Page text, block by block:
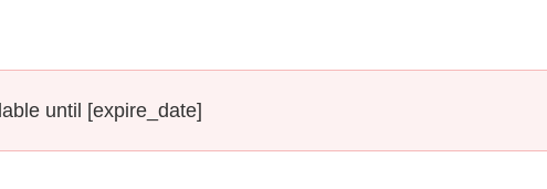
until [expire_date]